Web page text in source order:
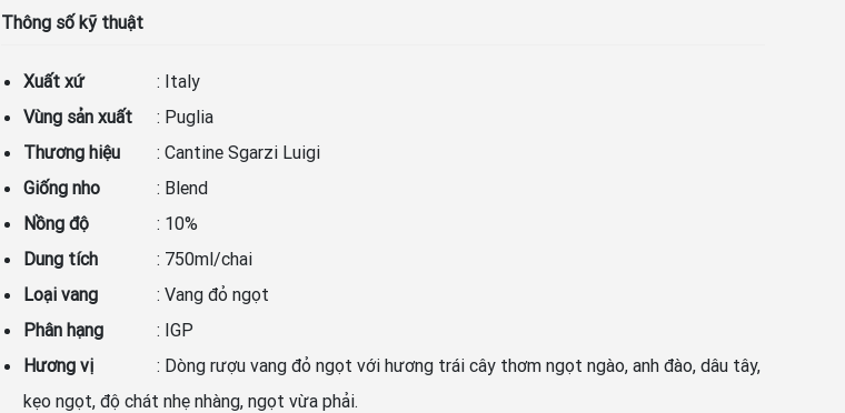
Thông số kỹ thuật
Xuất xứ
: Italy
Vùng sản xuất
: Puglia
Thương hiệu
: Cantine Sgarzi Luigi
Giống nho
: Blend
Nồng độ
: 10%
Dung tích
: 750ml/chai
Loại vang
: Vang đỏ ngọt
Phân hạng
: IGP
Hương vị
: Dòng rượu vang đỏ ngọt với hương trái cây thơm ngọt ngào, anh đào, dâu tây,
kẹo ngọt, độ chát nhẹ nhàng, ngọt vừa phải.